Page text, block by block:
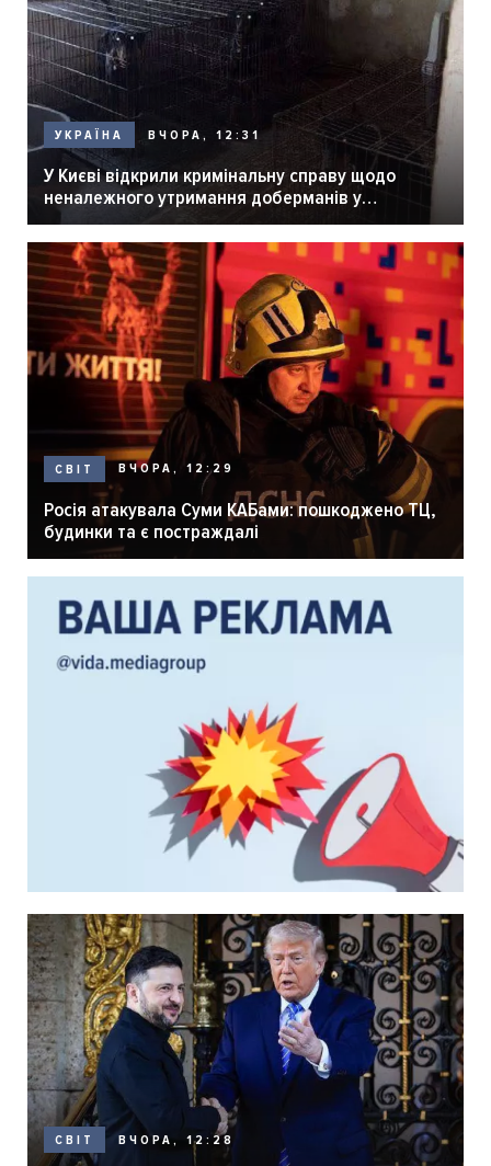
УКРАЇНА ВЧОРА, 12:31
У Києві відкрили кримінальну справу щодо
неналежного утримання доберманів у
розпліднику
СВІТ ВЧОРА, 12:29
Росія атакувала Суми КАБами: пошкоджено ТЦ,
будинки та є постраждалі
СВІТ ВЧОРА, 12:28